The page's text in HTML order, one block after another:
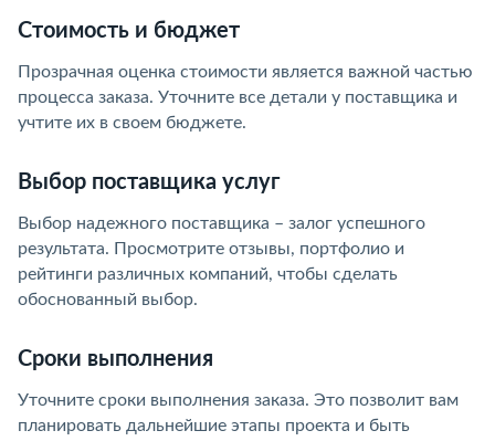
Стоимость и бюджет
Прозрачная оценка стоимости является важной частью
процесса заказа. Уточните все детали у поставщика и
учтите их в своем бюджете.
Выбор поставщика услуг
Выбор надежного поставщика – залог успешного
результата. Просмотрите отзывы, портфолио и
рейтинги различных компаний, чтобы сделать
обоснованный выбор.
Сроки выполнения
Уточните сроки выполнения заказа. Это позволит вам
планировать дальнейшие этапы проекта и быть